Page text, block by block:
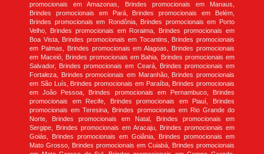
promocionais em Amazonas, Brindes promocionais em Manaus,
Brindes promocionais em Pará, Brindes promocionais em Belém,
Brindes promocionais em Rondônia, Brindes promocionais em Porto
Velho, Brindes promocionais em Roraima, Brindes promocionais em
Boa Vista, Brindes promocionais em Tocantins, Brindes promocionais
em Palmas, Brindes promocionais em Alagoas, Brindes promocionais
em Maceió, Brindes promocionais em Bahia, Brindes promocionais em
Salvador, Brindes promocionais em Ceará, Brindes promocionais em
Fortaleza, Brindes promocionais em Maranhão, Brindes promocionais
em São Luís, Brindes promocionais em Paraíba, Brindes promocionais
em João Pessoa, Brindes promocionais em Pernambuco, Brindes
promocionais em Recife, Brindes promocionais em Piauí, Brindes
promocionais em Teresina, Brindes promocionais em Rio Grande do
Norte, Brindes promocionais em Natal, Brindes promocionais em
Sergipe, Brindes promocionais em Aracaju, Brindes promocionais em
Goiás, Brindes promocionais em Goiânia, Brindes promocionais em
Mato Grosso, Brindes promocionais em Cuiabá, Brindes promocionais